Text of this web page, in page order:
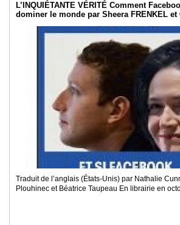
L’INQUIÉTANTE VÉRITÉ Comment
dominer le monde par Sheera FRENKEL et
Traduit de l’anglais (États-Unis) par Nathalie
Plouhinec et Béatrice Taupeau En librairie en